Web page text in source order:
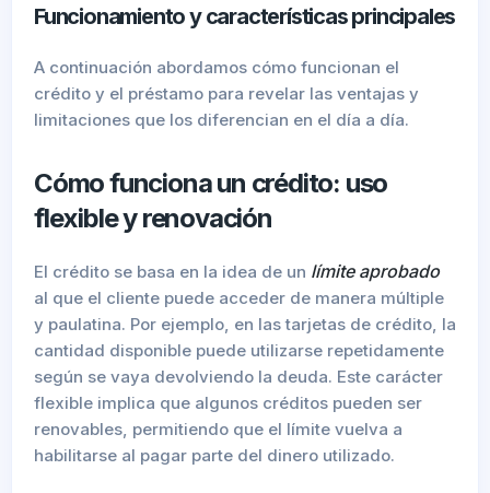
Funcionamiento y características principales
A continuación abordamos cómo funcionan el
crédito y el préstamo para revelar las ventajas y
limitaciones que los diferencian en el día a día.
Cómo funciona un crédito: uso
flexible y renovación
El crédito se basa en la idea de un límite aprobado
al que el cliente puede acceder de manera múltiple
y paulatina. Por ejemplo, en las tarjetas de crédito, la
cantidad disponible puede utilizarse repetidamente
según se vaya devolviendo la deuda. Este carácter
flexible implica que algunos créditos pueden ser
renovables, permitiendo que el límite vuelva a
habilitarse al pagar parte del dinero utilizado.